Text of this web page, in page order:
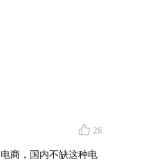
26
商，国内不缺这种电